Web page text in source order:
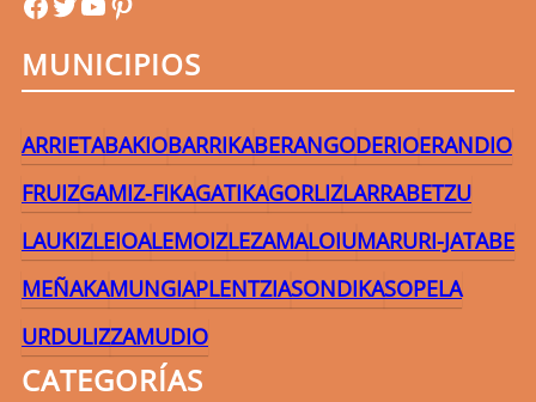
MUNICIPIOS
ARRIETABAKIOBARRIKABERANGODERIOERANDIO
FRUIZGAMIZ-FIKAGATIKAGORLIZLARRABETZU
LAUKIZLEIOALEMOIZLEZAMALOIUMARURI-JATABE
MEÑAKAMUNGIAPLENTZIASONDIKASOPELA
URDULIZZAMUDIO
CATEGORÍAS